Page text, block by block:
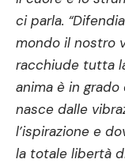
ci parla.
mondo il nostro
racchiude tutta
anima è in
nasce dalle
l’ispirazione e
la totale libertà